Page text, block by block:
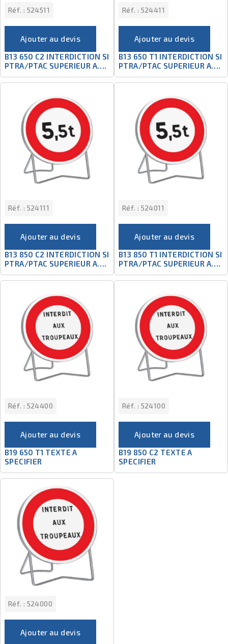
Réf. : 524511
Ajouter au devis
B13 650 C2 INTERDICTION SI
PTRA/PTAC SUPERIEUR A….
Réf. : 524411
Ajouter au devis
B13 650 T1 INTERDICTION SI
PTRA/PTAC SUPERIEUR A….
Réf. : 524111
Ajouter au devis
B13 850 C2 INTERDICTION SI
PTRA/PTAC SUPERIEUR A….
Réf. : 524011
Ajouter au devis
B13 850 T1 INTERDICTION SI
PTRA/PTAC SUPERIEUR A….
Réf. : 524400
Ajouter au devis
B19 650 T1 TEXTE A
SPECIFIER
Réf. : 524100
Ajouter au devis
B19 850 C2 TEXTE A
SPECIFIER
Réf. : 524000
Ajouter au devis